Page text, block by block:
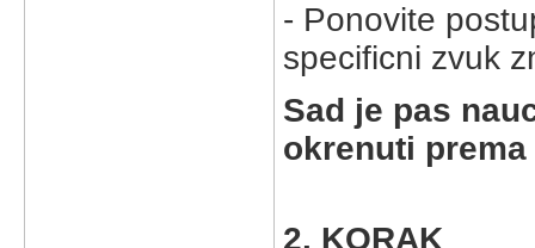
- Ponovite
specificni zvuk
Sad je pas
okrenuti prema
2. KORAK